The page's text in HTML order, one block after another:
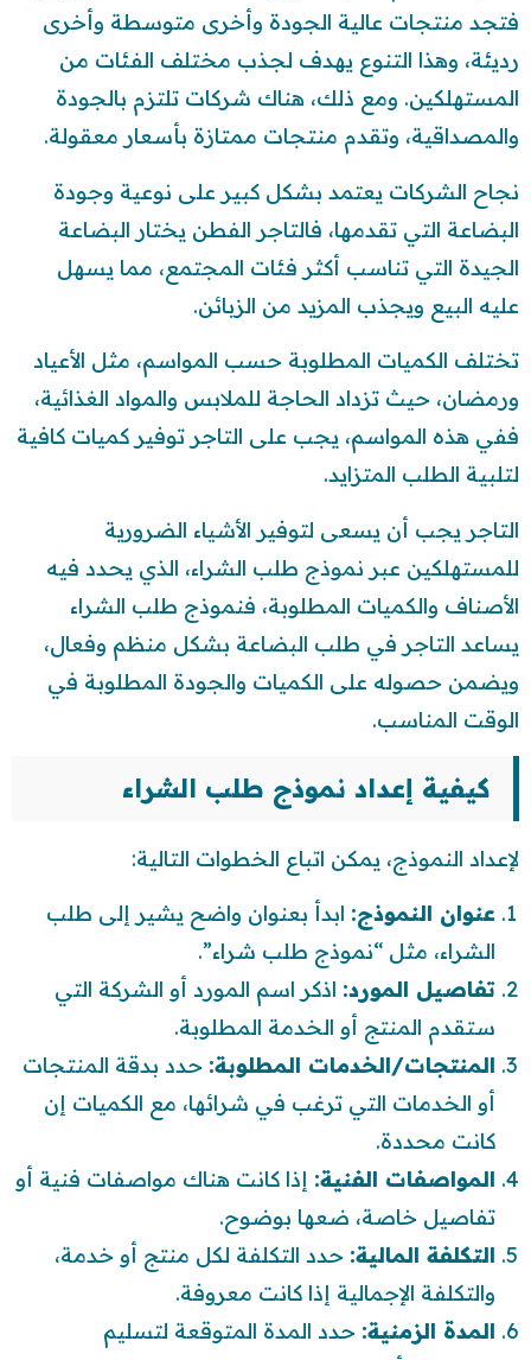
فتجد منتجات عالية الجودة وأخرى متوسطة وأخرى
رديئة، وهذا التنوع يهدف لجذب مختلف الفئات من
المستهلكين. ومع ذلك، هناك شركات تلتزم بالجودة
والمصداقية، وتقدم منتجات ممتازة بأسعار معقولة.
نجاح الشركات يعتمد بشكل كبير على نوعية وجودة
البضاعة التي تقدمها، فالتاجر الفطن يختار البضاعة
الجيدة التي تناسب أكثر فئات المجتمع، مما يسهل
عليه البيع ويجذب المزيد من الزبائن.
تختلف الكميات المطلوبة حسب المواسم، مثل الأعياد
ورمضان، حيث تزداد الحاجة للملابس والمواد الغذائية،
ففي هذه المواسم، يجب على التاجر توفير كميات كافية
لتلبية الطلب المتزايد.
التاجر يجب أن يسعى لتوفير الأشياء الضرورية
للمستهلكين عبر نموذج طلب الشراء، الذي يحدد فيه
الأصناف والكميات المطلوبة، فنموذج طلب الشراء
يساعد التاجر في طلب البضاعة بشكل منظم وفعال،
ويضمن حصوله على الكميات والجودة المطلوبة في
الوقت المناسب.
كيفية إعداد نموذج طلب الشراء
لإعداد النموذج، يمكن اتباع الخطوات التالية:
عنوان النموذج: ابدأ بعنوان واضح يشير إلى طلب
الشراء، مثل “نموذج طلب شراء”.
تفاصيل المورد: اذكر اسم المورد أو الشركة التي
ستقدم المنتج أو الخدمة المطلوبة.
المنتجات/الخدمات المطلوبة: حدد بدقة المنتجات
أو الخدمات التي ترغب في شرائها، مع الكميات إن
كانت محددة.
المواصفات الفنية: إذا كانت هناك مواصفات فنية أو
تفاصيل خاصة، ضعها بوضوح.
التكلفة المالية: حدد التكلفة لكل منتج أو خدمة،
والتكلفة الإجمالية إذا كانت معروفة.
المدة الزمنية: حدد المدة المتوقعة لتسليم